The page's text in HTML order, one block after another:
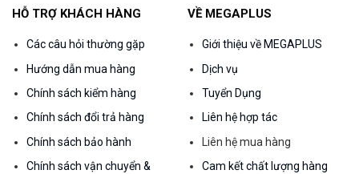
HỖ TRỢ KHÁCH HÀNG
Các câu hỏi thường gặp
Hướng dẫn mua hàng
Chính sách kiểm hàng
Chính sách đổi trả hàng
Chính sách bảo hành
Chính sách vận chuyển &
VỀ MEGAPLUS
Giới thiệu về MEGAPLUS
Dịch vụ
Tuyển Dụng
Liên hệ hợp tác
Liên hệ mua hàng
Cam kết chất lượng hàng